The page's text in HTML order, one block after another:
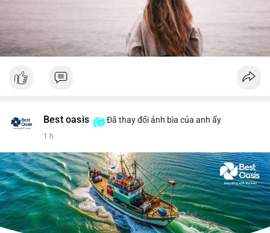
Best oasis Đã thay đổi ảnh bìa của anh ấy
1 h